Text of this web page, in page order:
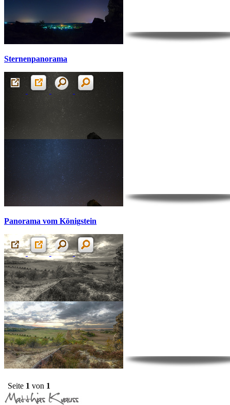
Sternenpanorama
Panorama vom Königstein
Seite 1 von 1